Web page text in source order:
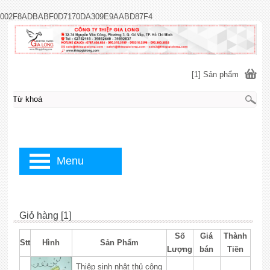
002F8ADBABF0D7170DA309E9AABD87F4
Giỏ hàng [1]
Stt Hình Sản Phẩm
Số
Lượng
Giá
bán
Thành
Tiền
Thiệp sinh nhật thủ công
[1] Sản phẩm
Menu